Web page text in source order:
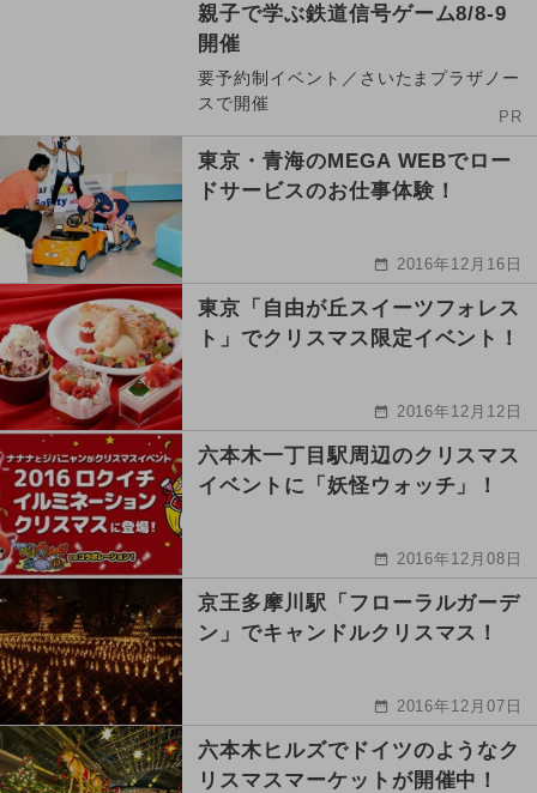
親子で学ぶ鉄道信号ゲーム8/8-9
開催
要予約制イベント／さいたまプラザノー
スで開催
PR
東京・青海のMEGA WEBでロー
ドサービスのお仕事体験！
2016年12月16日
東京「自由が丘スイーツフォレス
ト」でクリスマス限定イベント！
2016年12月12日
六本木一丁目駅周辺のクリスマス
イベントに「妖怪ウォッチ」！
2016年12月08日
京王多摩川駅「フローラルガーデ
ン」でキャンドルクリスマス！
2016年12月07日
六本木ヒルズでドイツのようなク
リスマスマーケットが開催中！